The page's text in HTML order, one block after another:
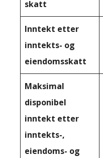
skatt
Inntekt etter
inntekts- og
eiendomsskatt
Maksimal
disponibel
inntekt etter
inntekts-,
eiendoms- og